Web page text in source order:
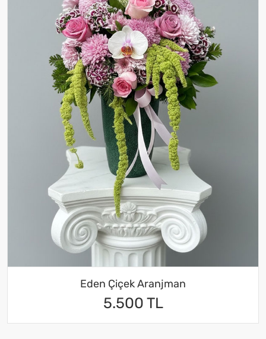
Eden Çiçek Aranjman
5.500 TL